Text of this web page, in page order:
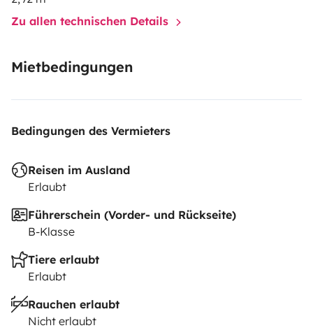
Zu allen technischen Details
Mietbedingungen
Bedingungen des Vermieters
Reisen im Ausland
Erlaubt
Führerschein (Vorder- und Rückseite)
B-Klasse
Tiere erlaubt
Erlaubt
Rauchen erlaubt
Nicht erlaubt